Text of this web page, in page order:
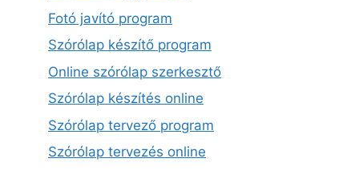
Fotó javító program
Szórólap készítő program
Online szórólap szerkesztő
Szórólap készítés online
Szórólap tervező program
Szórólap tervezés online